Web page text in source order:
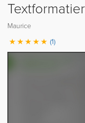
Maurice
(1)